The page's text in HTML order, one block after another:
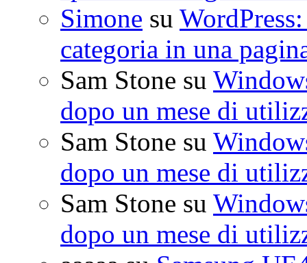
Simone su
categoria in una
Sam Stone su
dopo un mese di
Sam Stone su
dopo un mese di
Sam Stone su
dopo un mese di